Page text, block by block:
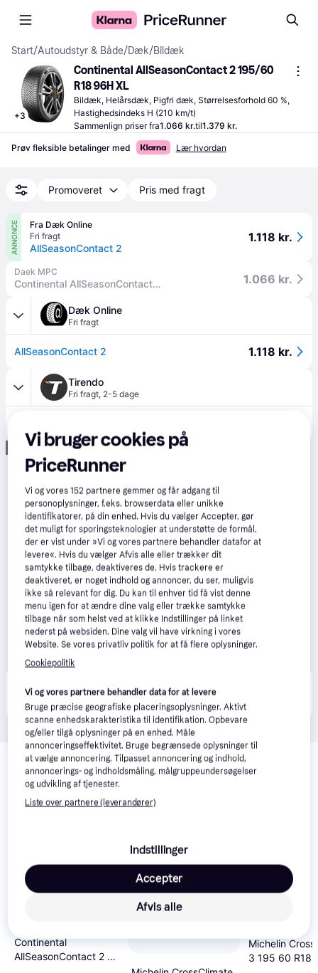
Start/Autoudstyr & Både/Dæk/Bildæk
+3
Continental AllSeasonContact 2 195/60
R18 96H XL
Bildæk, Helårsdæk, Pigfri dæk, Størrelsesforhold 60 %,
Hastighedsindeks H (210 km/t)
Sammenlign priser fra1.066 kr.til1.379 kr.
Prøv fleksible betalinger med Lær hvordan
Promoveret Pris med fragt
ANNONCE
Fra Dæk Online
Fri fragt
AllSeasonContact 2
1.118 kr.
Daek MPC
Continental AllSeasonContact 2 XL BSW M+S 3PMSF EVC 195/60R18 96H 1.066 kr.
Dæk Online
Fri fragt
AllSeasonContact 2 1.118 kr.
Tirendo
Fri fragt, 2-5 dage
Annonce
Produktet fås også hos butikker
, som ikke er
betalende kunde i denne kategori.
Relaterede produkter
Se vores forslag til andre produkter, der matcher dine
interesser. Vis alle
Continental
AllSeasonContact 2 XL
Michelin
3 195 60 R18
Vi bruger cookies på
PriceRunner
Vi og vores152 partnere gemmer og får adgang til
personoplysninger, f.eks. browserdata eller unikke
identifikatorer, på din enhed. Hvis du vælger Accepter, gør
det muligt for sporingsteknologier at understøtte de formål,
der er vist under »Vi og vores partnere behandler datafor at
levere«. Hvis du vælger Afvis alle eller trækker dit
samtykke tilbage, deaktiveres de. Hvis trackere er
deaktiveret, er noget indhold og annoncer, du ser, muligvis
ikke så relevant for dig. Du kan til enhver tid få vist denne
menu igen for at ændre dine valg eller trække samtykke
tilbage når som helst ved at klikke Indstillinger på linket
nederst på websiden. Dine valg vil have virkning i vores
Website. Se vores privatliv politik for at få flere oplysninger.
Cookiepolitik
Vi og vores partnere behandler data for at levere
Bruge præcise geografiske placeringsoplysninger. Aktivt
scanne enhedskarakteristika til identifikation. Opbevare
og/eller tilgå oplysninger på en enhed. Måle
annonceringseffektivitet. Bruge begrænsede oplysninger til
at vælge annoncering. Tilpasset annoncering og indhold,
annoncerings- og indholdsmåling, målgruppeundersøgelser
og udvikling af tjenester.
Liste over partnere (leverandører)
Indstillinger
Afvis alle
Accepter